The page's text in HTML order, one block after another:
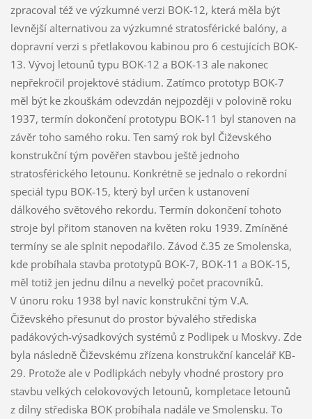
zpracoval též ve výzkumné verzi BOK-12, která měla být
levnější alternativou za výzkumné stratosférické balóny, a
dopravní verzi s přetlakovou kabinou pro 6 cestujících BOK-
13. Vývoj letounů typu BOK-12 a BOK-13 ale nakonec
nepřekročil projektové stádium. Zatímco prototyp BOK-7
měl být ke zkouškám odevzdán nejpozději v polovině roku
1937, termín dokončení prototypu BOK-11 byl stanoven na
závěr toho samého roku. Ten samý rok byl Čiževského
konstrukční tým pověřen stavbou ještě jednoho
stratosférického letounu. Konkrétně se jednalo o rekordní
speciál typu BOK-15, který byl určen k ustanovení
dálkového světového rekordu. Termín dokončení tohoto
stroje byl přitom stanoven na květen roku 1939. Zmíněné
termíny se ale splnit nepodařilo. Závod č.35 ze Smolenska,
kde probíhala stavba prototypů BOK-7, BOK-11 a BOK-15,
měl totiž jen jednu dílnu a nevelký počet pracovníků.
V únoru roku 1938 byl navíc konstrukční tým V.A.
Čiževského přesunut do prostor bývalého střediska
padákových-výsadkových systémů z Podlipek u Moskvy. Zde
byla následně Čiževskému zřízena konstrukční kancelář KB-
29. Protože ale v Podlipkách nebyly vhodné prostory pro
stavbu velkých celokovových letounů, kompletace letounů
z dílny střediska BOK probíhala nadále ve Smolensku. To